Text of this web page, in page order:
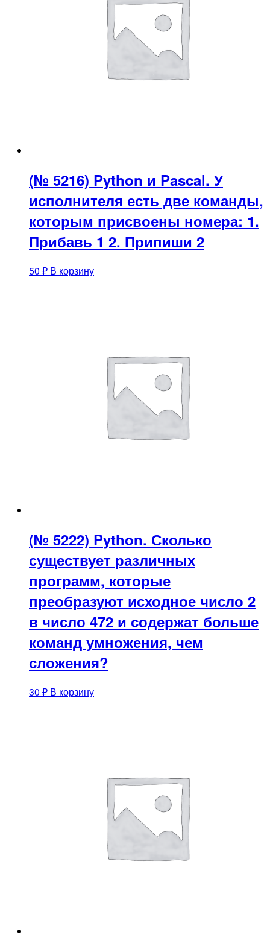
(№ 5216) Python и Pascal. У
исполнителя есть две команды,
которым присвоены номера: 1.
Прибавь 1 2. Припиши 2
50 ₽ В корзину
(№ 5222) Python. Сколько
существует различных
программ, которые
преобразуют исходное число 2
в число 472 и содержат больше
команд умножения, чем
сложения?
30 ₽ В корзину